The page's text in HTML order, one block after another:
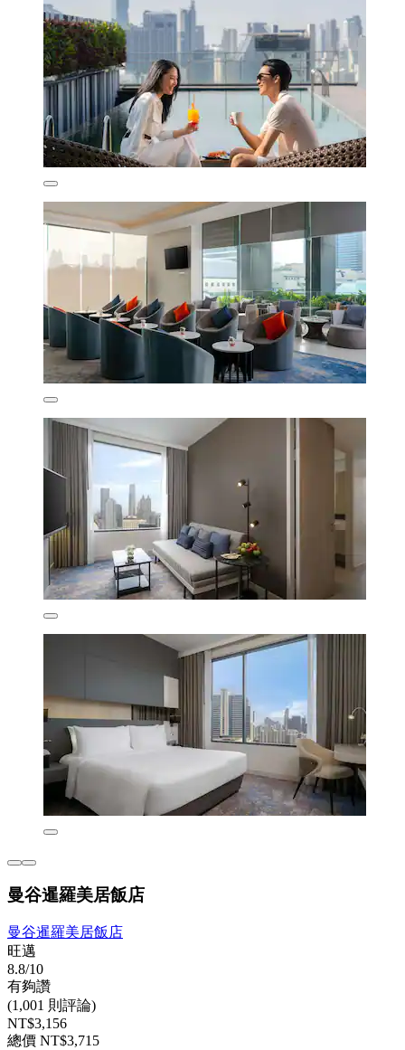
曼谷暹羅美居飯店
曼谷暹羅美居飯店
旺邁
8.8/10
有夠讚
(1,001 則評論)
NT$3,156
總價 NT$3,715